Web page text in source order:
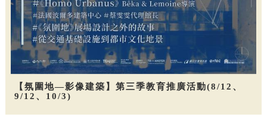
【氛圍地—影像建築】第三季教育推廣活動(8/12、
9/12、10/3)